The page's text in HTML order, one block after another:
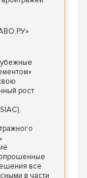
рост
все
в части